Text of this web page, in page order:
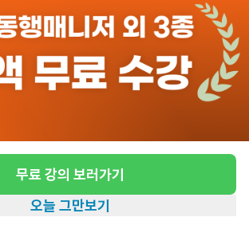
무료 강의 보러가기
오늘 그만보기